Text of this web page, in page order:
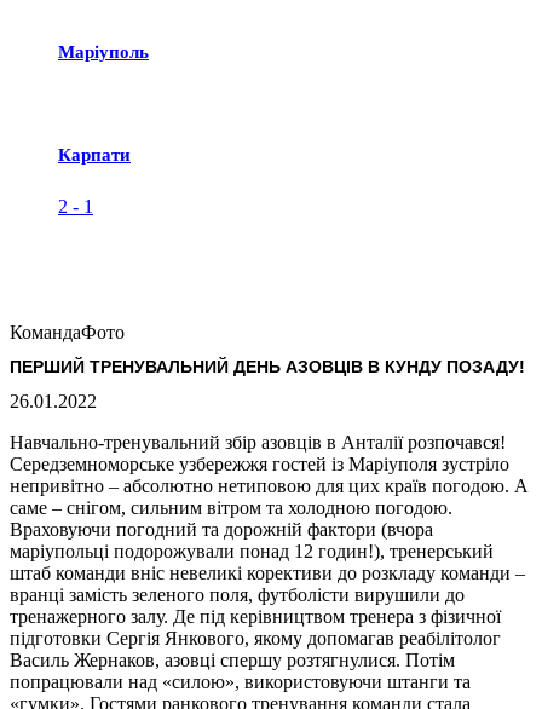
Маріуполь
Карпати
2 - 1
КомандаФото
ПЕРШИЙ ТРЕНУВАЛЬНИЙ ДЕНЬ АЗОВЦІВ В КУНДУ ПОЗАДУ!
26.01.2022
Навчально-тренувальний збір азовців в Анталії розпочався!
Середземноморське узбережжя гостей із Маріуполя зустріло
непривітно – абсолютно нетиповою для цих країв погодою. А
саме – снігом, сильним вітром та холодною погодою.
Враховуючи погодний та дорожній фактори (вчора
маріупольці подорожували понад 12 годин!), тренерський
штаб команди вніс невеликі корективи до розкладу команди –
вранці замість зеленого поля, футболісти вирушили до
тренажерного залу. Де під керівництвом тренера з фізичної
підготовки Сергія Янкового, якому допомагав реабілітолог
Василь Жернаков, азовці спершу розтягнулися. Потім
попрацювали над «силою», використовуючи штанги та
«гумки». Гостями ранкового тренування команди стала